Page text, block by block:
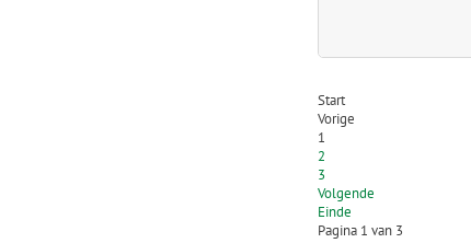
Start
Vorige
1
2
3
Volgende
Einde
Pagina 1 van 3